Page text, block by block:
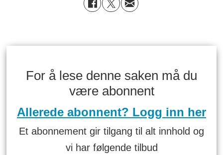
For å lese denne saken må du
være abonnent
Allerede abonnent? Logg inn her
Et abonnement gir tilgang til alt innhold og
vi har følgende tilbud